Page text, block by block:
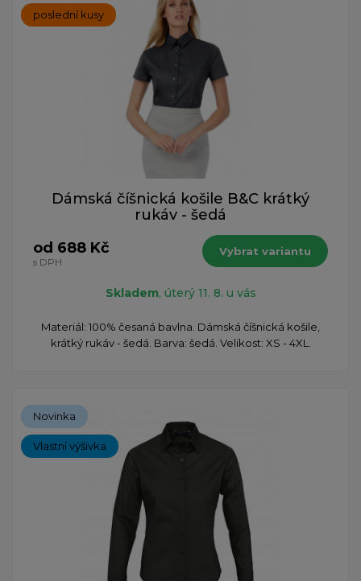
poslední kusy
Dámská číšnická košile B&C krátký
rukáv - šedá
od 688 Kč
s DPH
Vybrat variantu
Skladem, úterý 11. 8. u vás
Materiál: 100% česaná bavlna. Dámská číšnická košile,
krátký rukáv - šedá. Barva: šedá. Velikost: XS - 4XL.
Novinka
Vlastní výšivka